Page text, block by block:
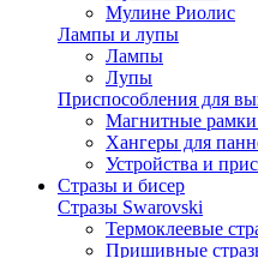
Мулине Риолис
Лампы и лупы
Лампы
Лупы
Приспособления для
Магнитные
Хангеры для
Устройства и
Стразы и бисер
Стразы Swarovski
Термоклеевые
Пришивные